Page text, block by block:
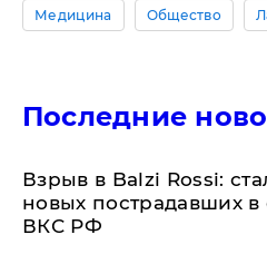
Медицина Общество
Последние
Взрыв в Balzi Rossi:
новых пострадавших в
ВКС РФ